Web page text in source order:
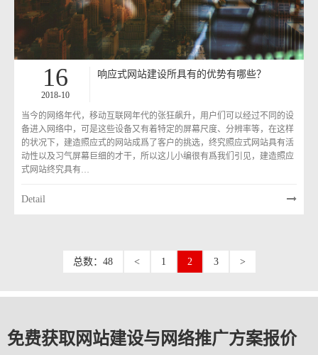
16
2018-10
响应式网站建设所具有的优势有哪些？
当今的网络年代，移动互联网年代的张狂飙升，用户们可以经过不同的设
备进入网络中，可是这些设备又有着特定的屏幕尺度、分辨率等，在这样
的状况下，建造照应式的网站成爲了客户的挑选，终究照应式网站具有活
动性以及习气屏幕巨细的才干，所以这儿小编很有爲我们引见，建造照应
式网站终究具有…
Detail
总数：48 < 1 2 3 >
免费获取网站建设与网络推广方案报价